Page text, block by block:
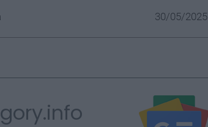
30/05/2025